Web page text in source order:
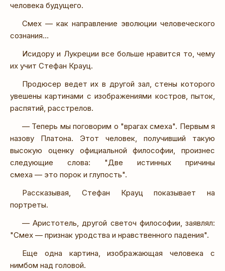
человека будущего.
Смех — как направление эволюции человеческого
сознания…
Исидору и Лукреции все больше нравится то, чему
их учит Стефан Крауц.
Продюсер ведет их в другой зал, стены которого
увешены картинами с изображениями костров, пыток,
распятий, расстрелов.
— Теперь мы поговорим о "врагах смеха". Первым я
назову Платона. Этот человек, получивший такую
высокую оценку официальной философии, произнес
следующие слова: "Две истинных причины
смеха — это порок и глупость".
Рассказывая, Стефан Крауц показывает на
портреты.
— Аристотель, другой светоч философии, заявлял:
"Смех — признак уродства и нравственного падения".
Еще одна картина, изображающая человека с
нимбом над головой.